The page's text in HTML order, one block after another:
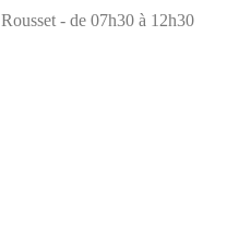
Rousset - de 07h30 à 12h30